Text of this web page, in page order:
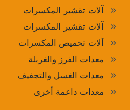
آلات تقشير المكسرات
آلات تقشير المكسرات
آلات تحميص المكسرات
معدات الفرز والغربلة
معدات الغسل والتجفيف
معدات داعمة أخرى